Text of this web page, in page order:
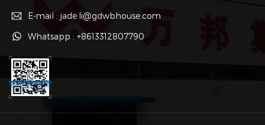
E-mail : jade.li@gdwbhouse.com
Whatsapp : +8613312807790